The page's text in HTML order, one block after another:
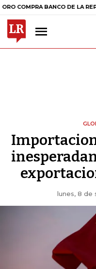
BANCO DE LA REPÚBLICA
lunes, 8 de